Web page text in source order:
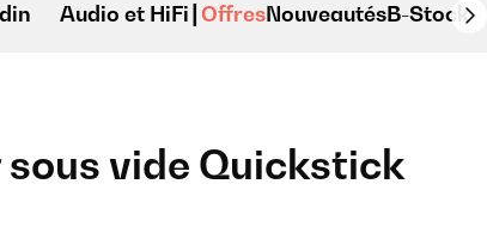
Audio et HiFi OffresNouveautésB-Stock
vide Quickstick